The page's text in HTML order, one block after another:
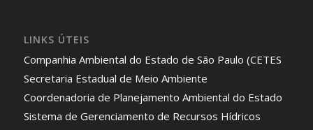
LINKS ÚTEIS
Companhia Ambiental do Estado de São Paulo (CETES
Secretaria Estadual de Meio Ambiente
Coordenadoria de Planejamento Ambiental do Estado
Sistema de Gerenciamento de Recursos Hídricos